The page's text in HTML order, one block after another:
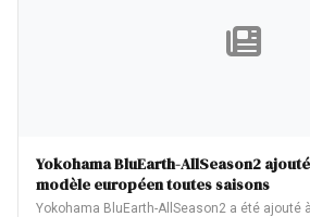
Yokohama BluEarth-AllSeason2
modèle européen toutes saisons
Yokohama BluEarth-AllSeason2 a été ajouté